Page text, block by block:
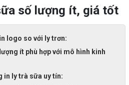
số lượng ít, giá tốt
logo so với ly trơn:
ít phù hợp với mô hình kinh
in ly trà sữa uy tín: